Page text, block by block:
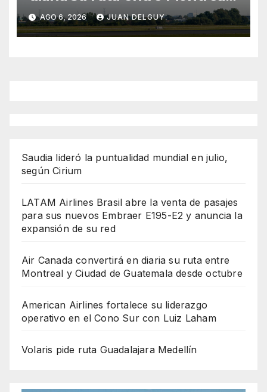
y Ciudad de Guatemala
desde octubre
AGO 6, 2026 JUAN DELGUY
Saudia lideró la puntualidad mundial en julio,
según Cirium
LATAM Airlines Brasil abre la venta de pasajes
para sus nuevos Embraer E195-E2 y anuncia la
expansión de su red
Air Canada convertirá en diaria su ruta entre
Montreal y Ciudad de Guatemala desde octubre
American Airlines fortalece su liderazgo
operativo en el Cono Sur con Luiz Laham
Volaris pide ruta Guadalajara Medellín